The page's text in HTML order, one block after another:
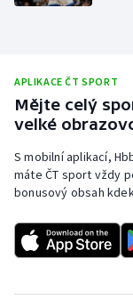
Ragby
Rychlobruslení
Rychlostní
Short track
Sportovní
Stolní tenis
APLIKACE ČT SPORT
Mějte celý
velké
S mobilní aplikací,
máte ČT sport vždy
bonusový obsah